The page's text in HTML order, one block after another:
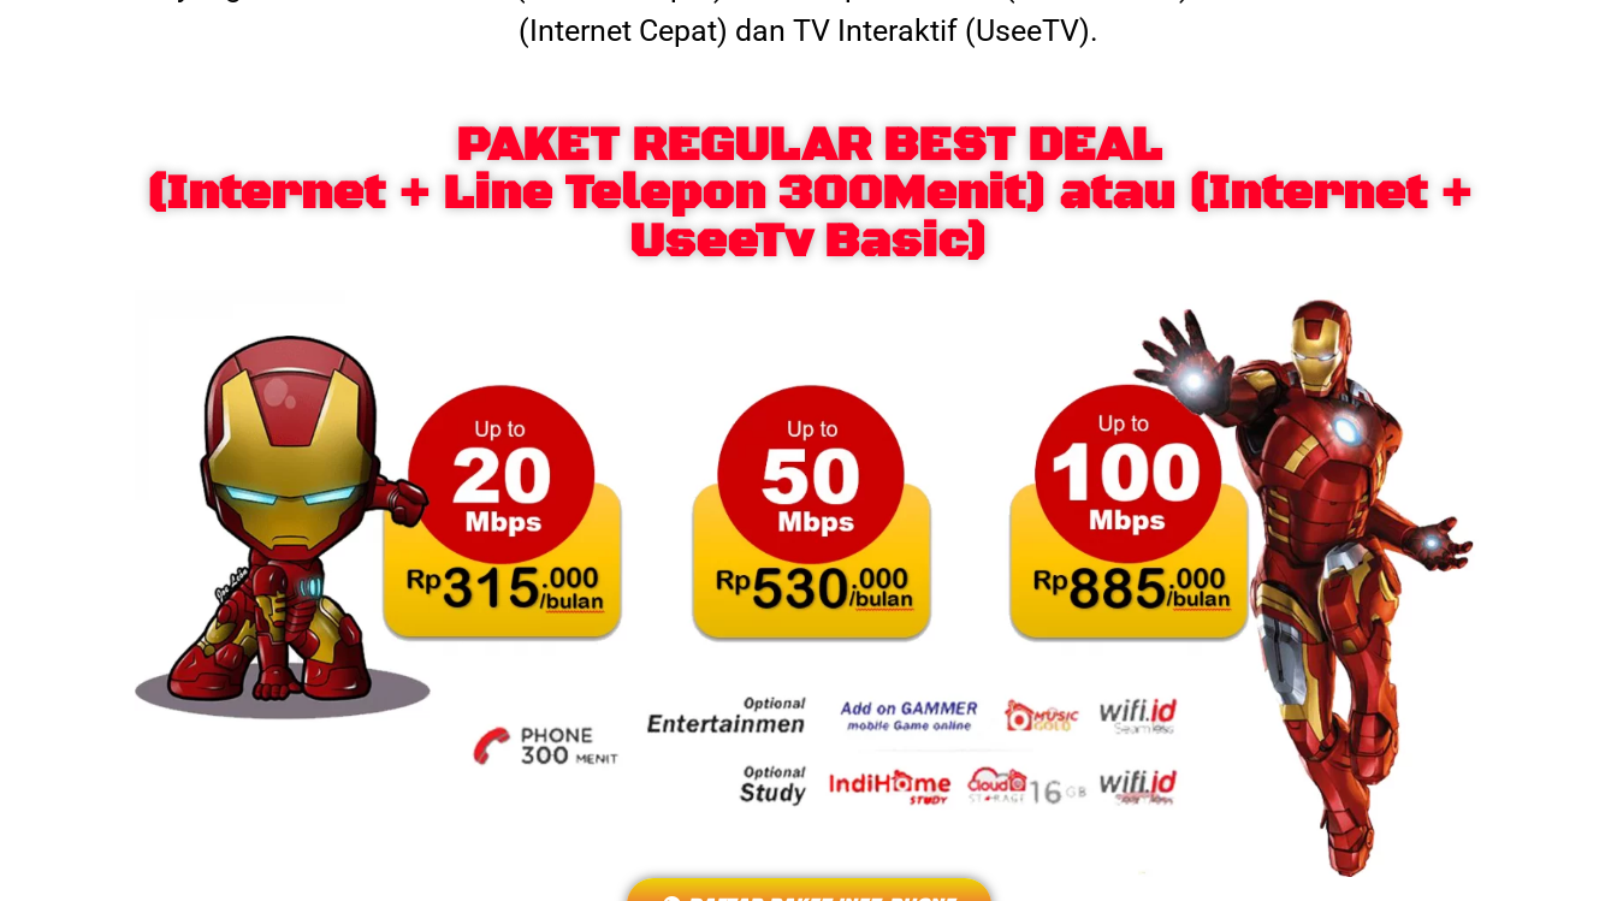
(Internet Cepat) dan TV Interaktif (UseeTV).
PAKET REGULAR BEST DEAL
(Internet + Line Telepon 300Menit) atau (Internet +
UseeTv Basic)